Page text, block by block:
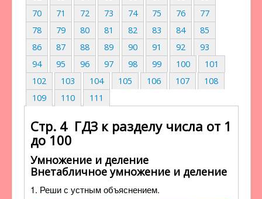
70
71 72 73 74 75 76
77
78
79 80 81 82 83 84
85
86
87 88 89 90 91 92
93
94
95 96 97 98 99 100
101
102
103 104 105 106 107
108
109
110 111
Стр. 4 ГДЗ к разделу числа от 1
до 100
Умножение и деление
Внетабличное умножение и деление
1. Реши с устным объяснением.